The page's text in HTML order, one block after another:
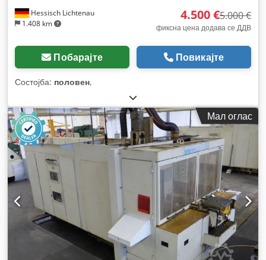
Hessisch Lichtenau
1.408 km
4.500 €5.000 €
фиксна цена додава се ДДВ
Побарајте Повикајте
Состојба: половен,
Мал оглас